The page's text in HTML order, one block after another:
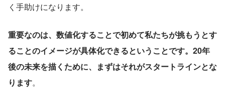
く手助けになります。
重要なのは、数値化することで初めて私たちが挑もうとす
ることのイメージが具体化できるということです。20年
後の未来を描くために、まずはそれがスタートラインとな
ります。